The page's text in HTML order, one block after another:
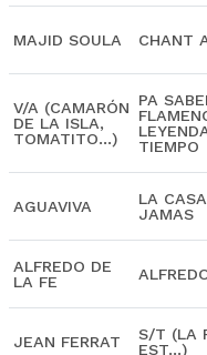
MAJID SOULA CHANT
V/A (CAMARÓN
DE LA ISLA,
TOMATITO...)
PA
TIEMPO
AGUAVIVA
LA
JAMAS
ALFREDO DE
LA FE
JEAN FERRAT
S/T (LA
EST...)